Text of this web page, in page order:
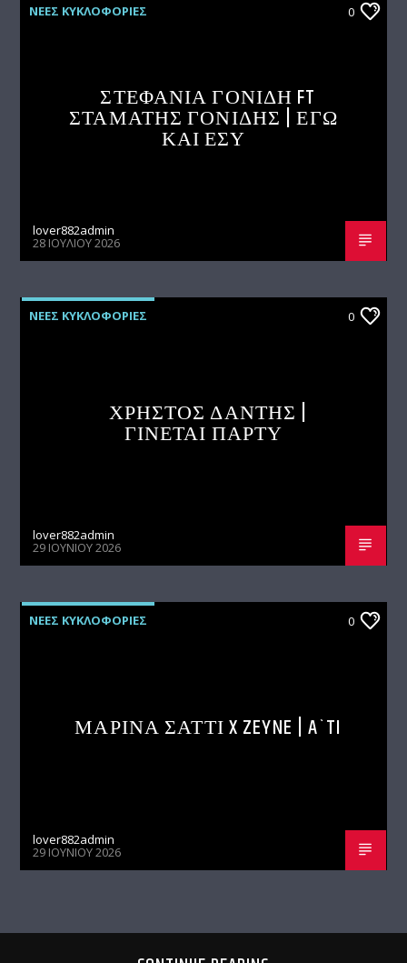
ΝΕΕΣ ΚΥΚΛΟΦΟΡΙΕΣ 0
ΣΤΕΦΑΝΙΑ ΓΟΝΙΔΗ FT
ΣΤΑΜΑΤΗΣ ΓΟΝΙΔΗΣ | ΕΓΩ
ΚΑΙ ΕΣΥ
lover882admin
28 ΙΟΥΛΊΟΥ 2026
ΝΕΕΣ ΚΥΚΛΟΦΟΡΙΕΣ 0
ΧΡΗΣΤΟΣ ΔΑΝΤΗΣ |
ΓΙΝΕΤΑΙ ΠΑΡΤΥ
lover882admin
29 ΙΟΥΝΊΟΥ 2026
ΝΕΕΣ ΚΥΚΛΟΦΟΡΙΕΣ 0
ΜΑΡΙΝΑ ΣΑΤΤΙ X ZEYNE | A`TI
lover882admin
29 ΙΟΥΝΊΟΥ 2026